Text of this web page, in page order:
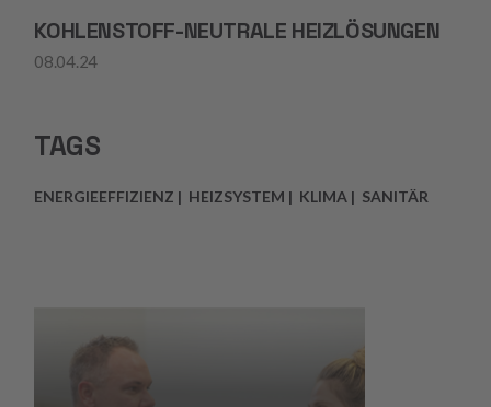
KOHLENSTOFF-NEUTRALE HEIZLÖSUNGEN
08.04.24
TAGS
ENERGIEEFFIZIENZ HEIZSYSTEM KLIMA SANITÄR